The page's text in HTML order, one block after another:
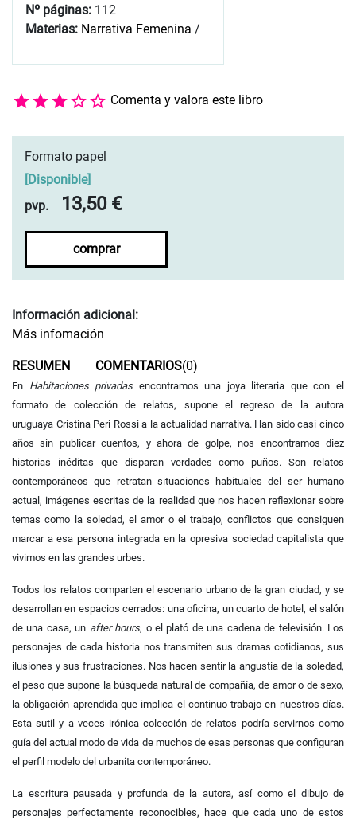
Nº páginas: 112
Materias: Narrativa Femenina /
Comenta y valora este libro
Formato papel
[Disponible]
pvp.
13,50 €
comprar
Información adicional:
Más infomación
RESUMEN COMENTARIOS(0)
En Habitaciones privadasencontramos una joya literaria que con el
formato de colección de relatos, supone el regreso de la autora
uruguaya Cristina Peri Rossi a la actualidad narrativa. Han sido casi cinco
años sin publicar cuentos, y ahora de golpe, nos encontramos diez
historias inéditas que disparan verdades como puños. Son relatos
contemporáneos que retratan situaciones habituales del ser humano
actual, imágenes escritas de la realidad que nos hacen reflexionar sobre
temas como la soledad, el amor o el trabajo, conflictos que consiguen
marcar a esa persona integrada en la opresiva sociedad capitalista que
vivimos en las grandes urbes.
Todos los relatos comparten el escenario urbano de la gran ciudad, y se
desarrollan en espacios cerrados: una oficina, un cuarto de hotel, el salón
de una casa, un after hours, o el plató de una cadena de televisión. Los
personajes de cada historia nos transmiten sus dramas cotidianos, sus
ilusiones y sus frustraciones. Nos hacen sentir la angustia de la soledad,
el peso que supone la búsqueda natural de compañía, de amor o de sexo,
la obligación aprendida que implica el continuo trabajo en nuestros días.
Esta sutil y a veces irónica colección de relatos podría servirnos como
guía del actual modo de vida de muchos de esas personas que configuran
el perfil modelo del urbanita contemporáneo.
La escritura pausada y profunda de la autora, así como el dibujo de
personajes perfectamente reconocibles, hace que cada uno de estos